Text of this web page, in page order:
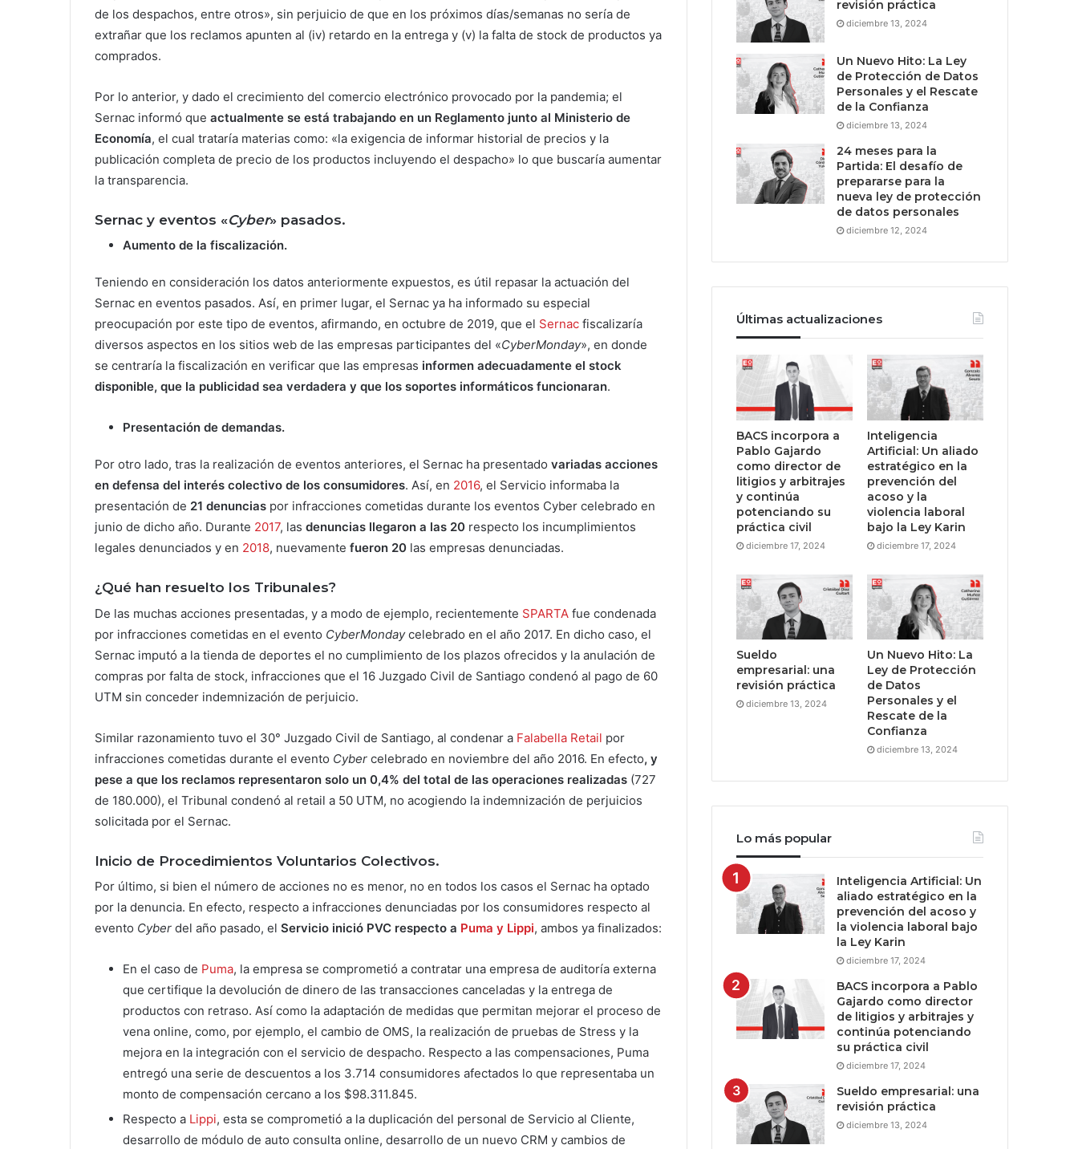
de los despachos, entre otros», sin perjuicio de que en los próximos días/semanas no sería de
extrañar que los reclamos apunten al (iv) retardo en la entrega y (v) la falta de stock de productos ya
comprados.
Por lo anterior, y dado el crecimiento del comercio electrónico provocado por la pandemia; el
Sernac informó que actualmente se está trabajando en un Reglamento junto al Ministerio de
Economía, el cual trataría materias como: «la exigencia de informar historial de precios y la
publicación completa de precio de los productos incluyendo el despacho» lo que buscaría aumentar
la transparencia.
Sernac y eventos «Cyber» pasados.
Aumento de la fiscalización.
Teniendo en consideración los datos anteriormente expuestos, es útil repasar la actuación del
Sernac en eventos pasados. Así, en primer lugar, el Sernac ya ha informado su especial
preocupación por este tipo de eventos, afirmando, en octubre de 2019, que el Sernac fiscalizaría
diversos aspectos en los sitios web de las empresas participantes del «CyberMonday», en donde
se centraría la fiscalización en verificar que las empresas informen adecuadamente el stock
disponible, que la publicidad sea verdadera y que los soportes informáticos funcionaran.
Presentación de demandas.
Por otro lado, tras la realización de eventos anteriores, el Sernac ha presentado variadas acciones
en defensa del interés colectivo de los consumidores. Así, en 2016, el Servicio informaba la
presentación de 21 denuncias por infracciones cometidas durante los eventos Cyber celebrado en
junio de dicho año. Durante 2017, las denuncias llegaron a las 20 respecto los incumplimientos
legales denunciados y en 2018, nuevamente fueron 20 las empresas denunciadas.
¿Qué han resuelto los Tribunales?
De las muchas acciones presentadas, y a modo de ejemplo, recientemente SPARTA fue condenada
por infracciones cometidas en el evento CyberMondaycelebrado en el año 2017. En dicho caso, el
Sernac imputó a la tienda de deportes el no cumplimiento de los plazos ofrecidos y la anulación de
compras por falta de stock, infracciones que el 16 Juzgado Civil de Santiago condenó al pago de 60
UTM sin conceder indemnización de perjuicio.
Similar razonamiento tuvo el 30° Juzgado Civil de Santiago, al condenar a Falabella Retail por
infracciones cometidas durante el evento Cyber celebrado en noviembre del año 2016. En efecto, y
pese a que los reclamos representaron solo un 0,4% del total de las operaciones realizadas (727
de 180.000), el Tribunal condenó al retail a 50 UTM, no acogiendo la indemnización de perjuicios
solicitada por el Sernac.
Inicio de Procedimientos Voluntarios Colectivos.
Por último, si bien el número de acciones no es menor, no en todos los casos el Sernac ha optado
por la denuncia. En efecto, respecto a infracciones denunciadas por los consumidores respecto al
evento Cyber del año pasado, el Servicio inició PVC respecto a Puma y Lippi, ambos ya finalizados:
En el caso de Puma, la empresa se comprometió a contratar una empresa de auditoría externa
que certifique la devolución de dinero de las transacciones canceladas y la entrega de
productos con retraso. Así como la adaptación de medidas que permitan mejorar el proceso de
vena online, como, por ejemplo, el cambio de OMS, la realización de pruebas de Stress y la
mejora en la integración con el servicio de despacho. Respecto a las compensaciones, Puma
entregó una serie de descuentos a los 3.714 consumidores afectados lo que representaba un
monto de compensación cercano a los $98.311.845.
Respecto a Lippi, esta se comprometió a la duplicación del personal de Servicio al Cliente,
desarrollo de módulo de auto consulta online, desarrollo de un nuevo CRM y cambios de
revisión práctica
diciembre 13, 2024
Un Nuevo Hito: La Ley
de Protección de Datos
Personales y el Rescate
de la Confianza
diciembre 13, 2024
24 meses para la
Partida: El desafío de
prepararse para la
nueva ley de protección
de datos personales
diciembre 12, 2024
Últimas actualizaciones
BACS incorpora a
Pablo Gajardo
como director de
litigios y arbitrajes
y continúa
potenciando su
práctica civil
diciembre 17, 2024
Inteligencia
Artificial: Un aliado
estratégico en la
prevención del
acoso y la
violencia laboral
bajo la Ley Karin
diciembre 17, 2024
Sueldo
empresarial: una
revisión práctica
diciembre 13, 2024
Un Nuevo Hito: La
Ley de Protección
de Datos
Personales y el
Rescate de la
Confianza
diciembre 13, 2024
Lo más popular
Inteligencia Artificial: Un
aliado estratégico en la
prevención del acoso y
la violencia laboral bajo
la Ley Karin
diciembre 17, 2024
BACS incorpora a Pablo
Gajardo como director
de litigios y arbitrajes y
continúa potenciando
su práctica civil
diciembre 17, 2024
Sueldo empresarial: una
revisión práctica
diciembre 13, 2024